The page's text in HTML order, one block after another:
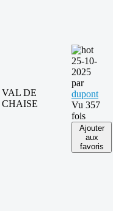
VAL DE
CHAISE
25-10-
2025
par
dupont
Vu 357
fois
Ajouter
aux
favoris